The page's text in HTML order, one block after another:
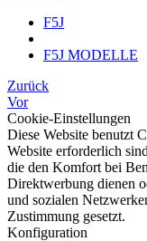
F5J
F5J MODELLE
Zurück
Vor
Cookie-Einstellungen
Diese Website benutzt
Website erforderlich
die den Komfort bei
Direktwerbung dienen
und sozialen
Zustimmung gesetzt.
Konfiguration